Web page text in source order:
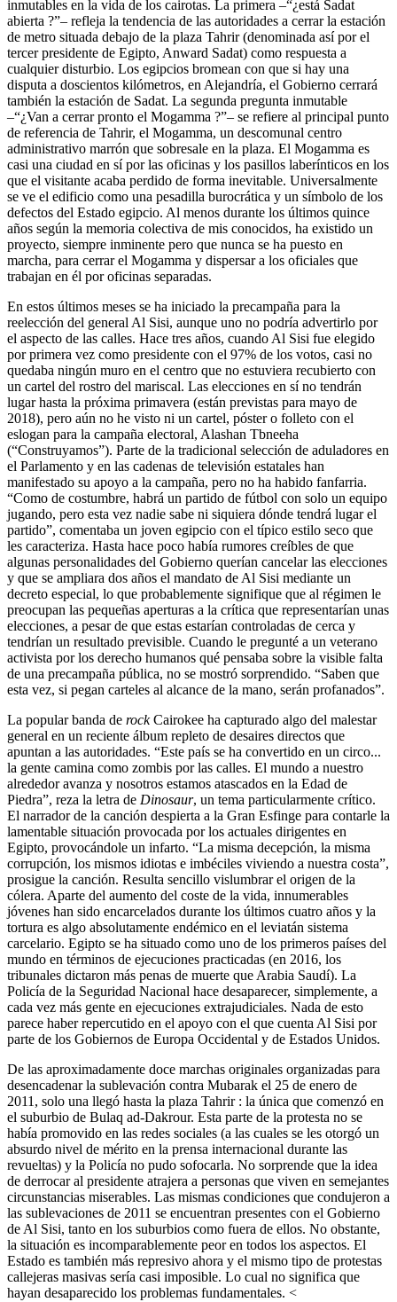
inmutables en la vida de los cairotas. La primera –“¿está Sadat
abierta ?”– refleja la tendencia de las autoridades a cerrar la estación
de metro situada debajo de la plaza Tahrir (denominada así por el
tercer presidente de Egipto, Anward Sadat) como respuesta a
cualquier disturbio. Los egipcios bromean con que si hay una
disputa a doscientos kilómetros, en Alejandría, el Gobierno cerrará
también la estación de Sadat. La segunda pregunta inmutable
–“¿Van a cerrar pronto el Mogamma ?”– se refiere al principal punto
de referencia de Tahrir, el Mogamma, un descomunal centro
administrativo marrón que sobresale en la plaza. El Mogamma es
casi una ciudad en sí por las oficinas y los pasillos laberínticos en los
que el visitante acaba perdido de forma inevitable. Universalmente
se ve el edificio como una pesadilla burocrática y un símbolo de los
defectos del Estado egipcio. Al menos durante los últimos quince
años según la memoria colectiva de mis conocidos, ha existido un
proyecto, siempre inminente pero que nunca se ha puesto en
marcha, para cerrar el Mogamma y dispersar a los oficiales que
trabajan en él por oficinas separadas.
En estos últimos meses se ha iniciado la precampaña para la
reelección del general Al Sisi, aunque uno no podría advertirlo por
el aspecto de las calles. Hace tres años, cuando Al Sisi fue elegido
por primera vez como presidente con el 97% de los votos, casi no
quedaba ningún muro en el centro que no estuviera recubierto con
un cartel del rostro del mariscal. Las elecciones en sí no tendrán
lugar hasta la próxima primavera (están previstas para mayo de
2018), pero aún no he visto ni un cartel, póster o folleto con el
eslogan para la campaña electoral, Alashan Tbneeha
(“Construyamos”). Parte de la tradicional selección de aduladores en
el Parlamento y en las cadenas de televisión estatales han
manifestado su apoyo a la campaña, pero no ha habido fanfarria.
“Como de costumbre, habrá un partido de fútbol con solo un equipo
jugando, pero esta vez nadie sabe ni siquiera dónde tendrá lugar el
partido”, comentaba un joven egipcio con el típico estilo seco que
les caracteriza. Hasta hace poco había rumores creíbles de que
algunas personalidades del Gobierno querían cancelar las elecciones
y que se ampliara dos años el mandato de Al Sisi mediante un
decreto especial, lo que probablemente signifique que al régimen le
preocupan las pequeñas aperturas a la crítica que representarían unas
elecciones, a pesar de que estas estarían controladas de cerca y
tendrían un resultado previsible. Cuando le pregunté a un veterano
activista por los derecho humanos qué pensaba sobre la visible falta
de una precampaña pública, no se mostró sorprendido. “Saben que
esta vez, si pegan carteles al alcance de la mano, serán profanados”.
La popular banda de rockCairokee ha capturado algo del malestar
general en un reciente álbum repleto de desaires directos que
apuntan a las autoridades. “Este país se ha convertido en un circo...
la gente camina como zombis por las calles. El mundo a nuestro
alrededor avanza y nosotros estamos atascados en la Edad de
Piedra”, reza la letra de Dinosaur, un tema particularmente crítico.
El narrador de la canción despierta a la Gran Esfinge para contarle la
lamentable situación provocada por los actuales dirigentes en
Egipto, provocándole un infarto. “La misma decepción, la misma
corrupción, los mismos idiotas e imbéciles viviendo a nuestra costa”,
prosigue la canción. Resulta sencillo vislumbrar el origen de la
cólera. Aparte del aumento del coste de la vida, innumerables
jóvenes han sido encarcelados durante los últimos cuatro años y la
tortura es algo absolutamente endémico en el leviatán sistema
carcelario. Egipto se ha situado como uno de los primeros países del
mundo en términos de ejecuciones practicadas (en 2016, los
tribunales dictaron más penas de muerte que Arabia Saudí). La
Policía de la Seguridad Nacional hace desaparecer, simplemente, a
cada vez más gente en ejecuciones extrajudiciales. Nada de esto
parece haber repercutido en el apoyo con el que cuenta Al Sisi por
parte de los Gobiernos de Europa Occidental y de Estados Unidos.
De las aproximadamente doce marchas originales organizadas para
desencadenar la sublevación contra Mubarak el 25 de enero de
2011, solo una llegó hasta la plaza Tahrir : la única que comenzó en
el suburbio de Bulaq ad-Dakrour. Esta parte de la protesta no se
había promovido en las redes sociales (a las cuales se les otorgó un
absurdo nivel de mérito en la prensa internacional durante las
revueltas) y la Policía no pudo sofocarla. No sorprende que la idea
de derrocar al presidente atrajera a personas que viven en semejantes
circunstancias miserables. Las mismas condiciones que condujeron a
las sublevaciones de 2011 se encuentran presentes con el Gobierno
de Al Sisi, tanto en los suburbios como fuera de ellos. No obstante,
la situación es incomparablemente peor en todos los aspectos. El
Estado es también más represivo ahora y el mismo tipo de protestas
callejeras masivas sería casi imposible. Lo cual no significa que
hayan desaparecido los problemas fundamentales. <